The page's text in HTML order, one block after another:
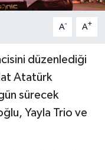
A- A+
düzenlediği
Atatürk
sürecek
Yayla Trio ve